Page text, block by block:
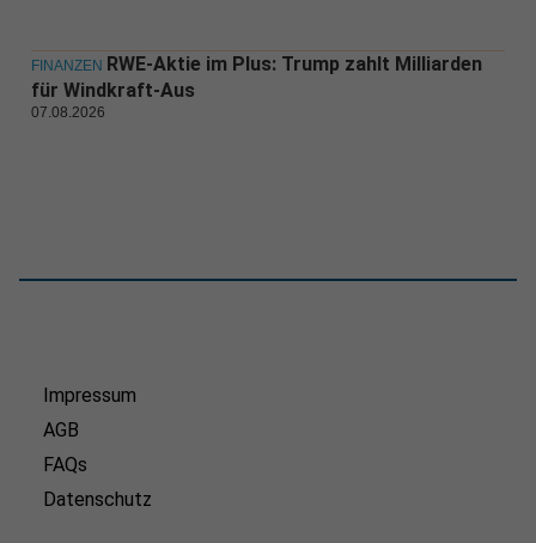
FINANZEN RWE-Aktie im Plus: Trump zahlt Milliarden
für Windkraft-Aus
07.08.2026
Impressum
AGB
FAQs
Datenschutz